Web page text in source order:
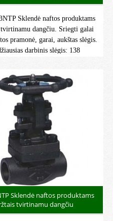
Sklendė naftos produktams
dangčiu. Sriegti galai
pramonė, garai, aukštas slėgis.
darbinis slėgis: 138
-29°C/+425°C.
Sklendė naftos produktams
tvirtinamu dangčiu